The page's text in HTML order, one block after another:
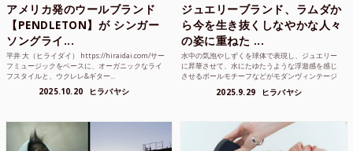
アメリカ発のウールブランド
【PENDLETON】が シンガー
ソングライ...
平井 大（ヒライダイ） https://hiraidai.com/サー
フミュージックをベースに、オーガニックなライ
フスタイルと、ウクレレ&ギター...
2025.10.20 ヒラバヤシ
ジュエリーブランド、ラムダか
ら今を生き抜くしなやかな人々
の姿に重ねた ...
水中の気泡やしずくを球体で表現し、ジュエリー
に昇華させて、水にたゆたうような浮遊感を感じ
させるボールモチーフなどがモダンヴィンテージ
2025.9.29 ヒラバヤシ